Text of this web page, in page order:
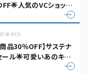
人気のVCショット
WED
商品30％OFF】サステナ
ール🌟可愛いあのキャ